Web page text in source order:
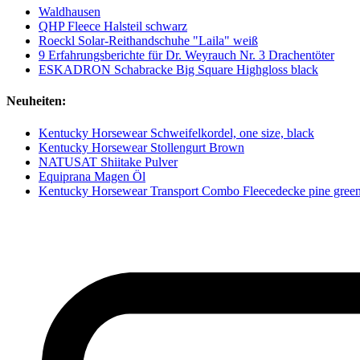
Waldhausen
QHP Fleece Halsteil schwarz
Roeckl Solar-Reithandschuhe "Laila" weiß
9 Erfahrungsberichte für Dr. Weyrauch Nr. 3 Drachentöter
ESKADRON Schabracke Big Square Highgloss black
Neuheiten:
Kentucky Horsewear Schweifelkordel, one size, black
Kentucky Horsewear Stollengurt Brown
NATUSAT Shiitake Pulver
Equiprana Magen Öl
Kentucky Horsewear Transport Combo Fleecedecke pine